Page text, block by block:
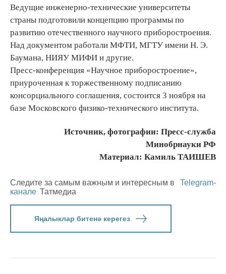
Ведущие инженерно-технические университеты
страны подготовили концепцию программы по
развитию отечественного научного приборостроения.
Над документом работали МФТИ, МГТУ имени Н. Э.
Баумана, НИЯУ МИФИ и другие.
Пресс-конференция «Научное приборостроение»,
приуроченная к торжественному подписанию
консорциального соглашения, состоится 3 ноября на
базе Московского физико-технического института.
Источник, фотографии: Пресс-служба
Минобрнауки РФ
Материал: Камиль ТАИШЕВ
Следите за самым важным и интересным в
Telegram-
канале Татмедиа
Яңалыклар битенә керегез